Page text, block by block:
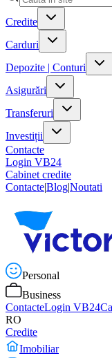
Credite
Carduri
Depozite | Conturi
Asigurări
Transferuri
Investiții
Contacte
Login VB24
Cabinet credite
Contacte|Blog|Noutati
Personal
Business
ContacteLogin VB24
RO
Credite
Imobiliar